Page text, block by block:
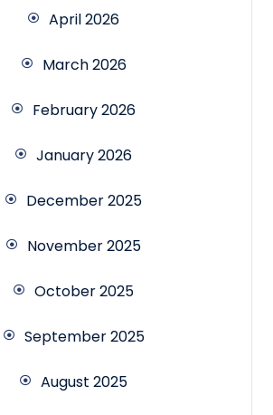
April 2026
March 2026
February 2026
January 2026
December 2025
November 2025
October 2025
September 2025
August 2025